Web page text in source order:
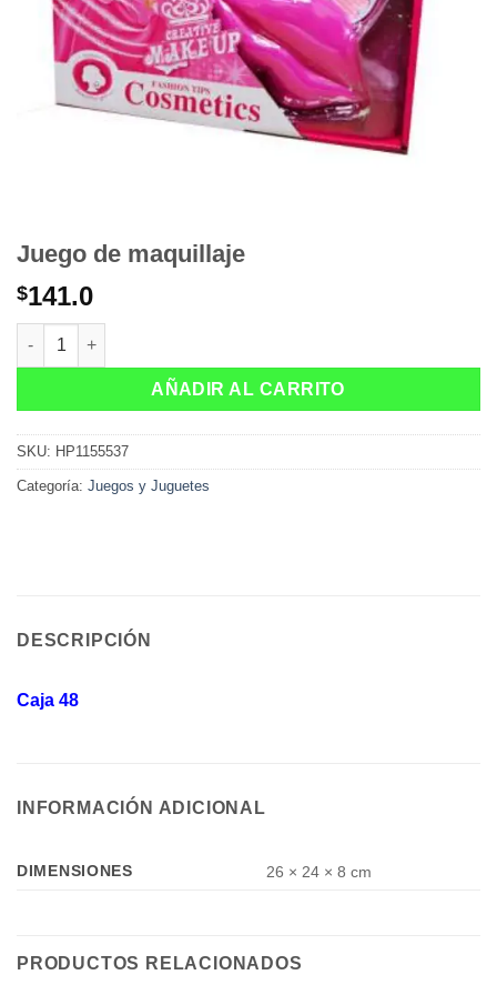
Juego de maquillaje
$141.0
Juego de maquillaje cantidad
AÑADIR AL CARRITO
SKU: HP1155537
Categoría: Juegos y Juguetes
DESCRIPCIÓN
Caja 48
INFORMACIÓN ADICIONAL
DIMENSIONES 26 × 24 × 8 cm
PRODUCTOS RELACIONADOS